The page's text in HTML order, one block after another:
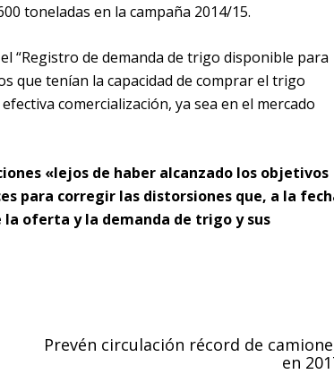
toneladas en la campaña 2014/15.
“Registro de demanda de trigo disponible para
que tenían la capacidad de comprar el trigo
comercialización, ya sea en el mercado
«lejos de haber alcanzado los objetivos
para corregir las distorsiones que, a la
oferta y la demanda de trigo y sus
Prevén circulación récord de
en